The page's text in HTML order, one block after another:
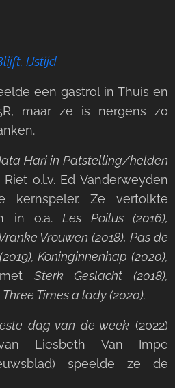
IJstijd
een gastrol in Thuis en
maar ze is nergens zo
Hari inPatstelling/helden
o.l.v. Ed Vanderweyden
kernspeler. Ze vertolkte
in o.a.Les Poilus (2016),
Vrouwen (2018), Pas de
Koninginnenhap (2020),
Sterk Geslacht (2018),
Times a lady (2020).
dag van de week (2022)
Liesbeth Van Impe
speelde ze de